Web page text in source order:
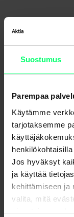
Suostumus
Parempaa
Käytämme
tarjotaksemme
Jos hyväksyt
ja käyttää
kehittämiseen ja
valita, mitä
sivustojemme
Lisää
Joulun ja